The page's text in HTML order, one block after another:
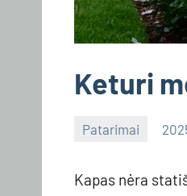
Keturi
Patarimai
Kapas nėra